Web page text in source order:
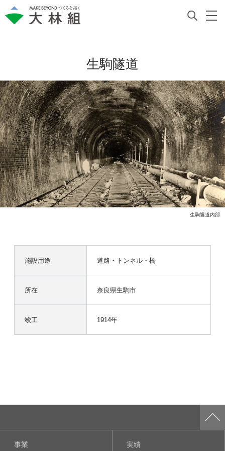
生駒隧道
生駒隧道内部
施設用途 道路・トンネル・橋
所在 奈良県生駒市
竣工 1914年
事業 実績